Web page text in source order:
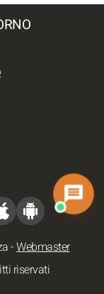
-Webmaster
riservati